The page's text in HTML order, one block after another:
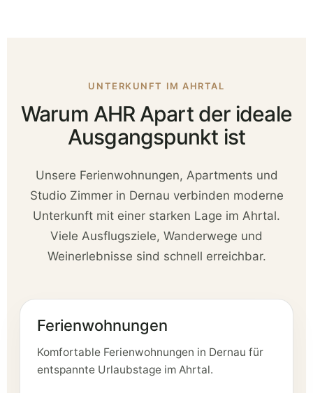
UNTERKUNFT IM AHRTAL
Warum AHR Apart der ideale
Ausgangspunkt ist
Unsere Ferienwohnungen, Apartments und
Studio Zimmer in Dernau verbinden moderne
Unterkunft mit einer starken Lage im Ahrtal.
Viele Ausflugsziele, Wanderwege und
Weinerlebnisse sind schnell erreichbar.
Ferienwohnungen
Komfortable Ferienwohnungen in Dernau für
entspannte Urlaubstage im Ahrtal.